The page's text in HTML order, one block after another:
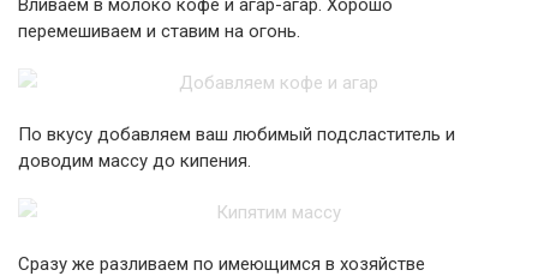
Вливаем в молоко кофе и агар-агар. Хорошо
перемешиваем и ставим на огонь.
По вкусу добавляем ваш любимый подсластитель и
доводим массу до кипения.
Сразу же разливаем по имеющимся в хозяйстве